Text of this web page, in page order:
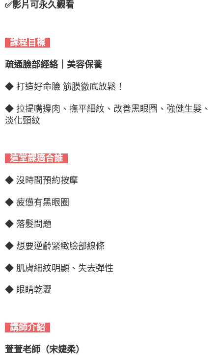
✅影片可永久觀看
課程目標
疏通臉部經絡｜美容保養
◆ 打造好命臉 筋膜徹底放鬆！
◆ 拉提嘴邊肉、撫平細紋、改善黑眼圈、強健生髮、
淡化頸紋
這堂課適合誰
◆ 沒時間預約按摩
◆ 疲憊有黑眼圈
◆ 落髮問題
◆ 想要逆齡緊緻臉部線條
◆ 肌膚細紋明顯、失去彈性
◆ 眼睛乾澀
講師介紹
萱萱老師（宋婕柔）